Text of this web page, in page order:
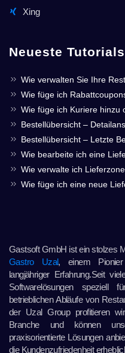
Xing
Neueste Tutorials
Wie verwalten Sie Ihre
Wie füge ich
Wie füge ich Kuriere hinzu
Bestellübersicht –
Bestellübersicht – Letzte
Wie bearbeite ich eine
Wie verwalte ich
Wie füge ich eine neue
Gastsoft GmbH ist ein stolzes
Gastro Uzal, einem
langjähriger Erfahrung.Seit
Softwarelösungen
betrieblichen Abläufe von
der Uzal Group profitieren
Branche und können
praxisorientierte Lösungen
die Kundenzufriedenheit